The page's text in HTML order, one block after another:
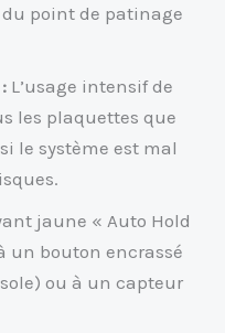
point de patinage
L’usage intensif de
les plaquettes que
le système est mal
jaune « Auto Hold
un bouton encrassé
ou à un capteur